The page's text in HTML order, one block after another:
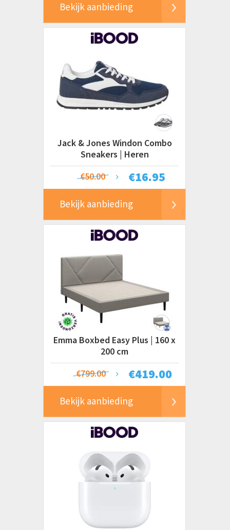
Bekijk aanbieding
Jack & Jones Windon Combo
Sneakers | Heren
€16.95
€50.00
Bekijk aanbieding
Emma Boxbed Easy Plus | 160 x
200 cm
€419.00
€799.00
Bekijk aanbieding